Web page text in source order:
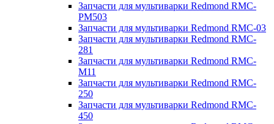
Запчасти для мультиварки Redmond RMC-
PM503
Запчасти для мультиварки Redmond RMC-03
Запчасти для мультиварки Redmond RMC-
281
Запчасти для мультиварки Redmond RMC-
M11
Запчасти для мультиварки Redmond RMC-
250
Запчасти для мультиварки Redmond RMC-
450